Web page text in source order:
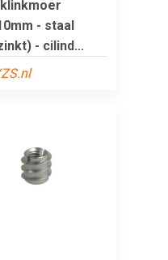
- staal
- cilind...